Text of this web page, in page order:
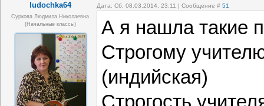
ludochka64 Дата: Сб, 08.03.2014, 23:11 | Сообщение # 51
Суркова Людмила Николаевна
(начальные классы)
А я нашла такие
Строгому
(индийская)